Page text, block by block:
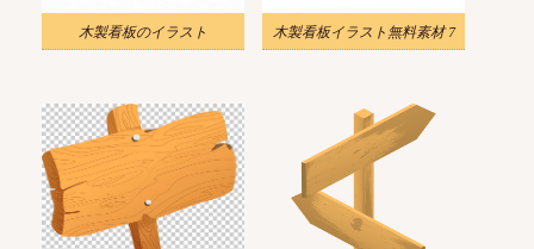
木製看板のイラスト 木製看板イラスト無料素材 7